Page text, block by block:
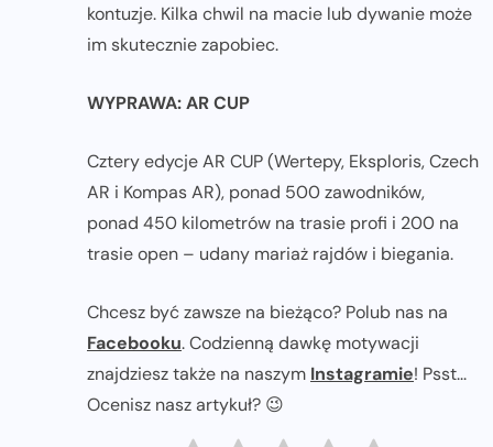
kontuzje. Kilka chwil na macie lub dywanie może
im skutecznie zapobiec.
WYPRAWA: AR CUP
Cztery edycje AR CUP (Wertepy, Eksploris, Czech
AR i Kompas AR), ponad 500 zawodników,
ponad 450 kilometrów na trasie profi i 200 na
trasie open – udany mariaż rajdów i biegania.
Chcesz być zawsze na bieżąco? Polub nas na
Facebooku. Codzienną dawkę motywacji
znajdziesz także na naszym Instagramie! Psst...
Ocenisz nasz artykuł? 😉